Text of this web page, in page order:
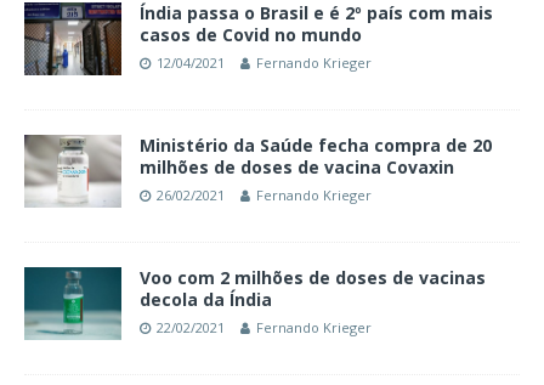
Índia passa o Brasil e é 2º país com mais
casos de Covid no mundo
12/04/2021 Fernando Krieger
Ministério da Saúde fecha compra de 20
milhões de doses de vacina Covaxin
26/02/2021 Fernando Krieger
Voo com 2 milhões de doses de vacinas
decola da Índia
22/02/2021 Fernando Krieger